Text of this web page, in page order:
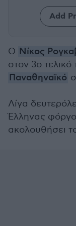
Add
O Νίκος
στον 3ο τελικό
Παναθηναϊκό
Λίγα
Έλληνας
ακολουθήσει